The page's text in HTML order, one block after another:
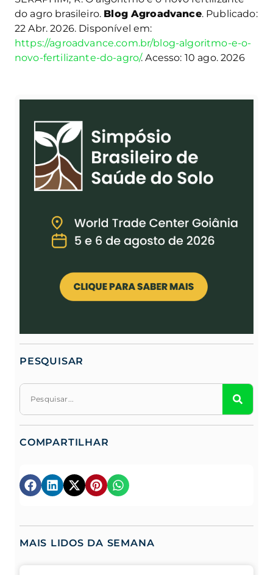
do agro brasileiro. Blog Agroadvance. Publicado:
22 Abr. 2026. Disponível em:
https://agroadvance.com.br/blog-algoritmo-e-o-
novo-fertilizante-do-agro/. Acesso: 10 ago. 2026
PESQUISAR
COMPARTILHAR
MAIS LIDOS DA SEMANA